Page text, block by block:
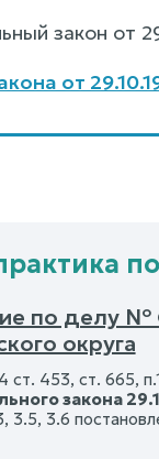
закон от
от
по делу
округа
ст. 453, ст. 665,
закона
3.5, 3.6